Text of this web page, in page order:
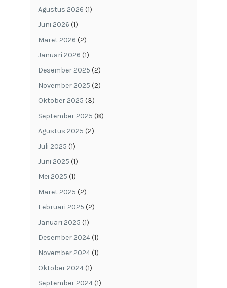
Agustus 2026 (1)
Juni 2026 (1)
Maret 2026 (2)
Januari 2026 (1)
Desember 2025 (2)
November 2025 (2)
Oktober 2025 (3)
September 2025 (8)
Agustus 2025 (2)
Juli 2025 (1)
Juni 2025 (1)
Mei 2025 (1)
Maret 2025 (2)
Februari 2025 (2)
Januari 2025 (1)
Desember 2024(1)
November 2024(1)
Oktober 2024(1)
September 2024(1)